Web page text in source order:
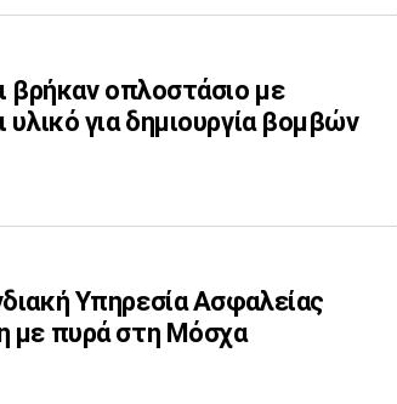
βρήκαν οπλοστάσιο με
υλικό για δημιουργία βομβών
Υπηρεσία Ασφαλείας
με πυρά στη Μόσχα